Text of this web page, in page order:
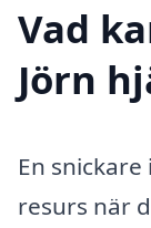
Vad
Jörn
En
resurs när